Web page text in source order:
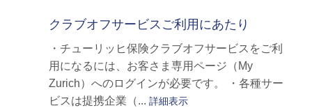
クラブオフサービスご利用にあたり
・チューリッヒ保険クラブオフサービスをご利
用になるには、お客さま専用ページ（My
Zurich）へのログインが必要です。 ・各種サー
ビスは提携企業（... 詳細表示